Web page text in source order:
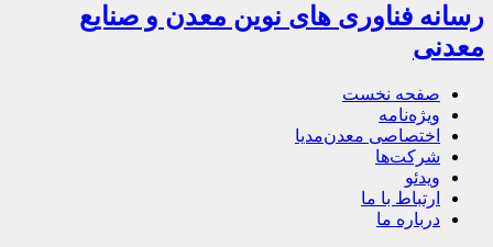
رسانه فناوری های نوین معدن و صنایع
معدنی
صفحه نخست
ویژه‌نامه
اختصاصی معدن‌مدیا
شرکت‌ها
ویدئو
ارتباط با ما
درباره ما